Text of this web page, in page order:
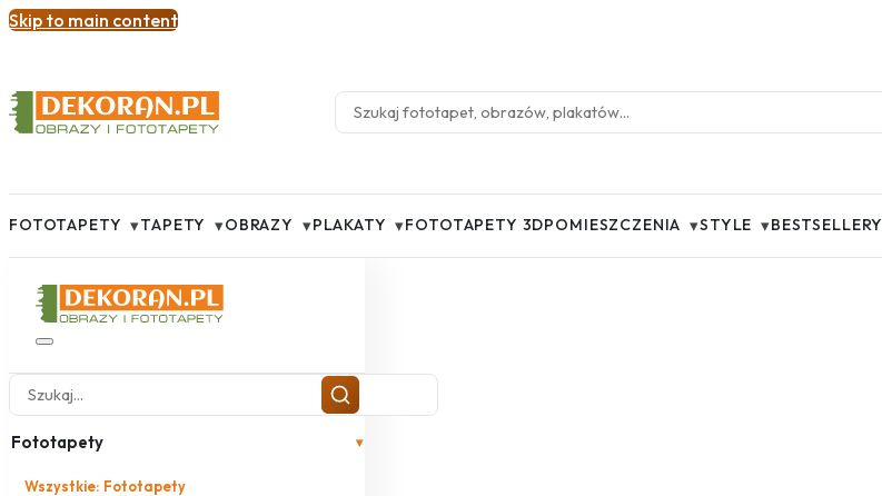
Skip to main content
FOTOTAPETY ▾TAPETY ▾OBRAZY ▾PLAKATY ▾FOTOTAPETY 3DPOMIESZCZENIA ▾STYLE ▾BESTSELLERY
Fototapety ▾
Wszystkie: Fototapety